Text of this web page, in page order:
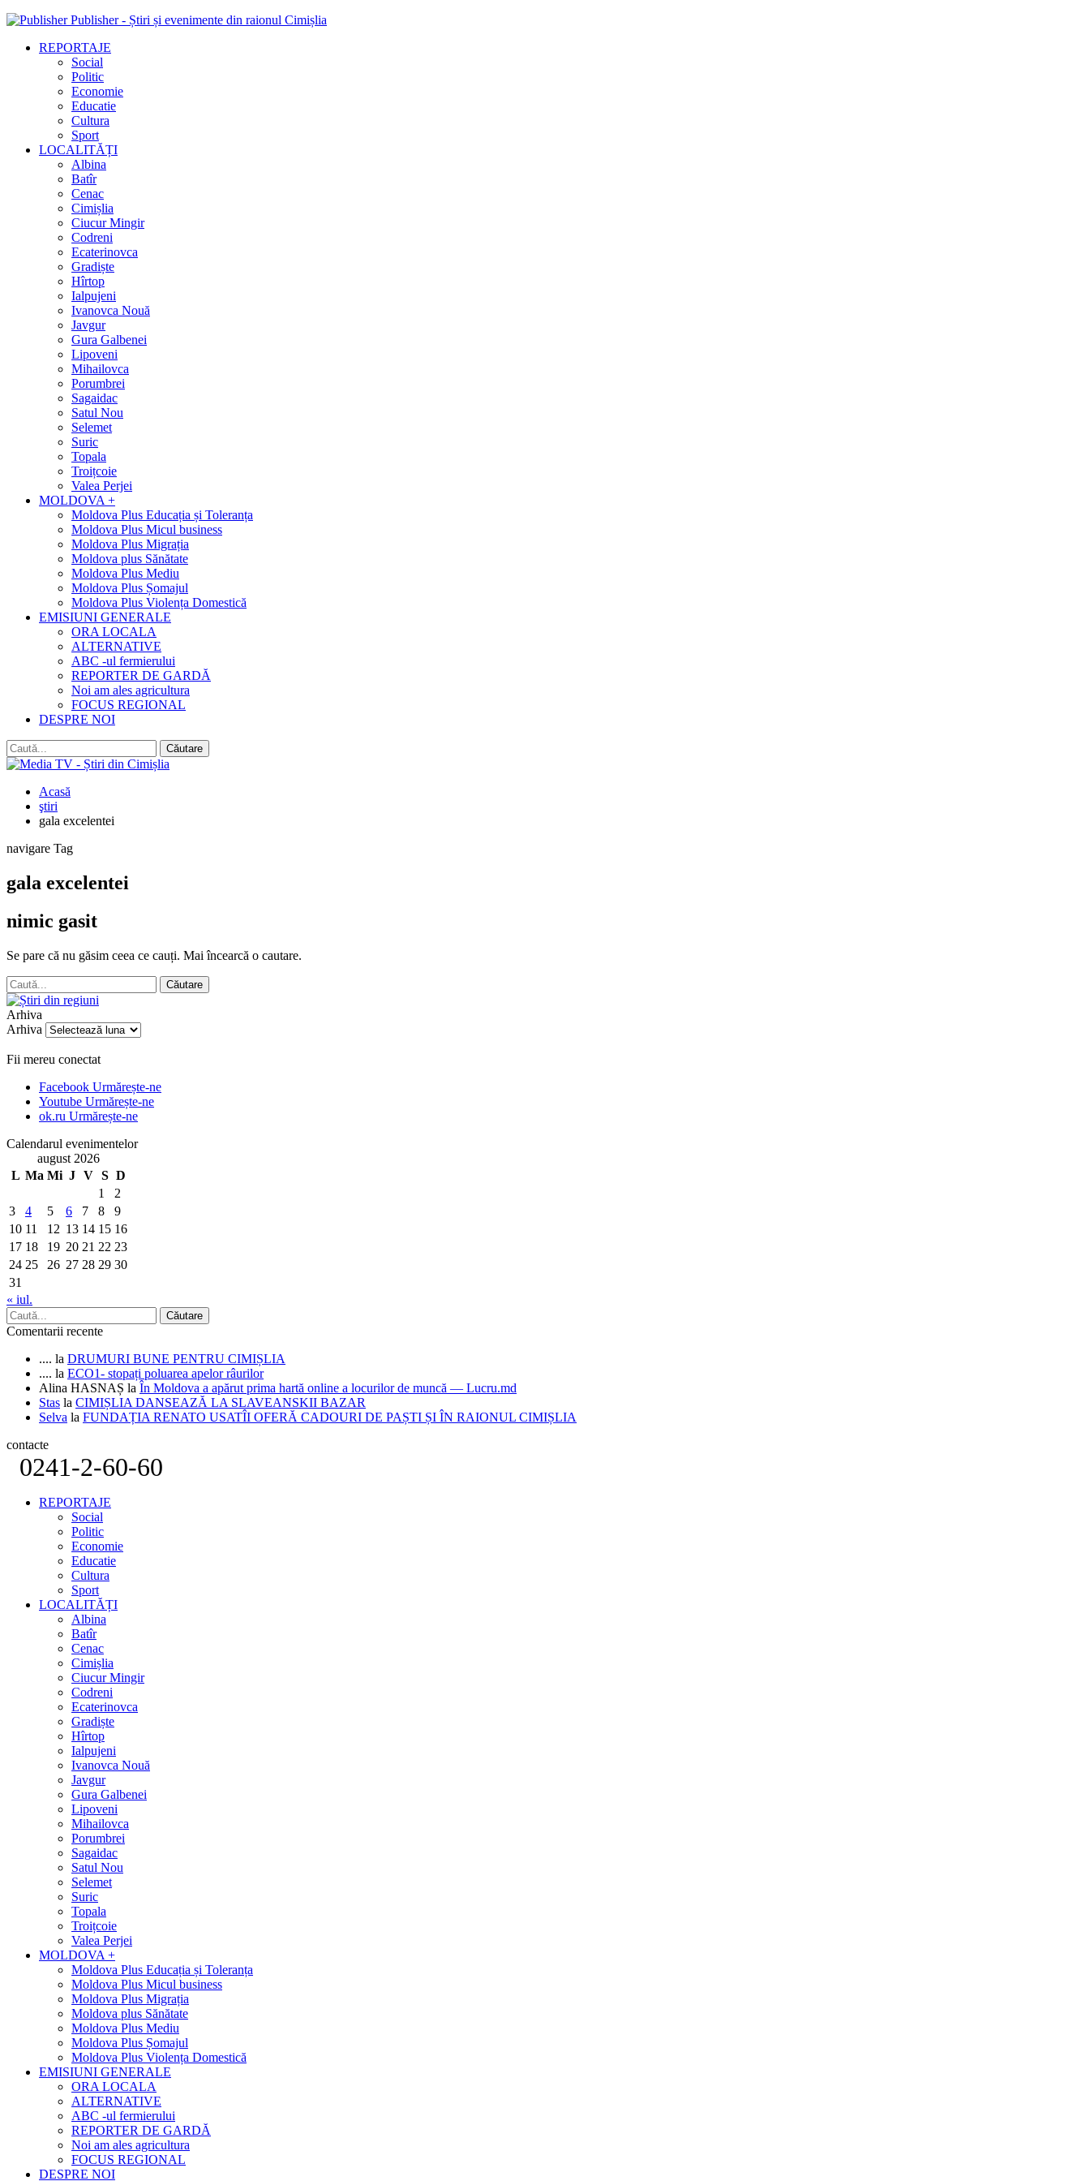
Publisher - Știri și evenimente din raionul Cimișlia
REPORTAJE
Social
Politic
Economie
Educatie
Cultura
Sport
LOCALITĂȚI
Albina
Batîr
Cenac
Cimișlia
Ciucur Mingir
Codreni
Ecaterinovca
Gradiște
Hîrtop
Ialpujeni
Ivanovca Nouă
Javgur
Gura Galbenei
Lipoveni
Mihailovca
Porumbrei
Sagaidac
Satul Nou
Selemet
Suric
Topala
Troițcoie
Valea Perjei
MOLDOVA +
Moldova Plus Educația și Toleranța
Moldova Plus Micul business
Moldova Plus Migrația
Moldova plus Sănătate
Moldova Plus Mediu
Moldova Plus Șomajul
Moldova Plus Violența Domestică
EMISIUNI GENERALE
ORA LOCALA
ALTERNATIVE
ABC -ul fermierului
REPORTER DE GARDĂ
Noi am ales agricultura
FOCUS REGIONAL
DESPRE NOI
Acasă
ştiri
gala excelentei
navigare Tag
gala excelentei
nimic gasit
Se pare că nu găsim ceea ce cauți. Mai încearcă o cautare.
Arhiva
Arhiva
Fii mereu conectat
Facebook Urmărește-ne
Youtube Urmărește-ne
ok.ru Urmărește-ne
Calendarul evenimentelor
august 2026
L Ma Mi J V S D
1
2
3
4 5 6 7 8
9
10 11 12 13 14 15 16
17 18 19 20 21 22 23
24 25 26 27 28 29 30
31
« iul.
Comentarii recente
.... la DRUMURI BUNE PENTRU CIMIȘLIA
.... la ECO1- stopați poluarea apelor râurilor
Alina HASNAȘ la În Moldova a apărut prima hartă online a locurilor de muncă — Lucru.md
Stas la CIMIȘLIA DANSEAZĂ LA SLAVEANSKII BAZAR
Selva la FUNDAȚIA RENATO USATÎI OFERĂ CADOURI DE PAȘTI ȘI ÎN RAIONUL CIMIȘLIA
contacte
0241-2-60-60
REPORTAJE
Social
Politic
Economie
Educatie
Cultura
Sport
LOCALITĂȚI
Albina
Batîr
Cenac
Cimișlia
Ciucur Mingir
Codreni
Ecaterinovca
Gradiște
Hîrtop
Ialpujeni
Ivanovca Nouă
Javgur
Gura Galbenei
Lipoveni
Mihailovca
Porumbrei
Sagaidac
Satul Nou
Selemet
Suric
Topala
Troițcoie
Valea Perjei
MOLDOVA +
Moldova Plus Educația și Toleranța
Moldova Plus Micul business
Moldova Plus Migrația
Moldova plus Sănătate
Moldova Plus Mediu
Moldova Plus Șomajul
Moldova Plus Violența Domestică
EMISIUNI GENERALE
ORA LOCALA
ALTERNATIVE
ABC -ul fermierului
REPORTER DE GARDĂ
Noi am ales agricultura
FOCUS REGIONAL
DESPRE NOI